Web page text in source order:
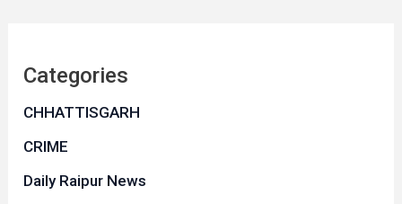
Categories
CHHATTISGARH
CRIME
Daily Raipur News